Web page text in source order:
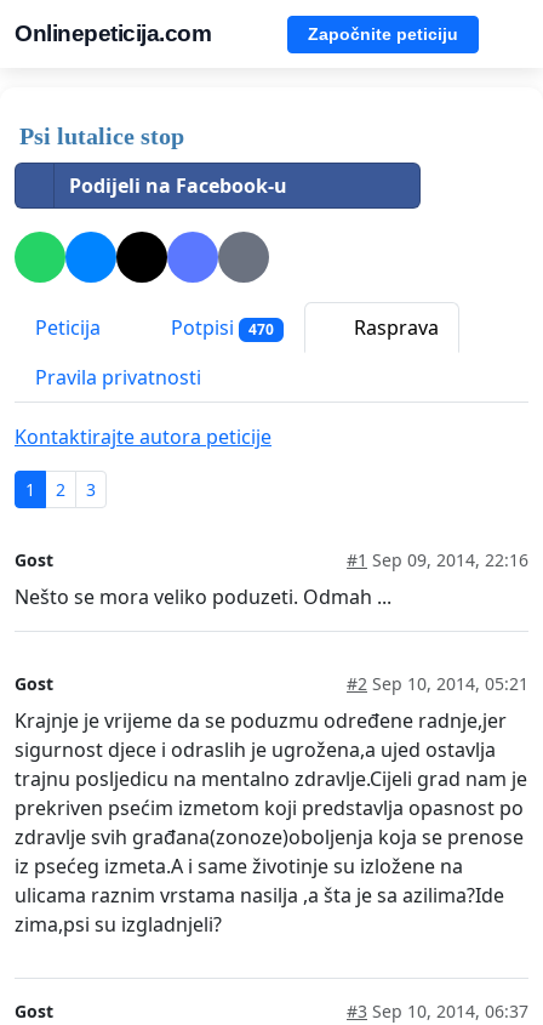
Onlinepeticija.com Započnite peticiju
Psi lutalice stop
Podijeli na Facebook-u
Peticija Potpisi 470
Rasprava
Pravila privatnosti
Kontaktirajte autora peticije
1 2 3
Gost #1 Sep 09, 2014, 22:16
Nešto se mora veliko poduzeti. Odmah ...
Gost #2 Sep 10, 2014, 05:21
Krajnje je vrijeme da se poduzmu određene radnje,jer
sigurnost djece i odraslih je ugrožena,a ujed ostavlja
trajnu posljedicu na mentalno zdravlje.Cijeli grad nam je
prekriven psećim izmetom koji predstavlja opasnost po
zdravlje svih građana(zonoze)oboljenja koja se prenose
iz psećeg izmeta.A i same životinje su izložene na
ulicama raznim vrstama nasilja ,a šta je sa azilima?Ide
zima,psi su izgladnjeli?
Gost #3 Sep 10, 2014, 06:37